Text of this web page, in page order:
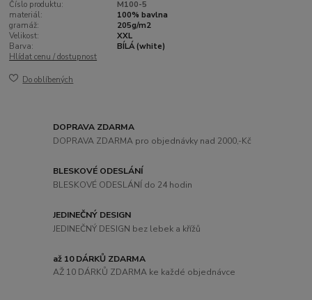
Číslo produktu:
M100-5
materiál:
100% bavlna
gramáž:
205g/m2
Velikost:
XXL
Barva:
BÍLÁ (white)
Hlídat cenu / dostupnost
Do oblíbených
DOPRAVA ZDARMA
DOPRAVA ZDARMA pro objednávky nad 2000,-Kč
BLESKOVÉ ODESLÁNÍ
BLESKOVÉ ODESLÁNÍ do 24 hodin
JEDINEČNÝ DESIGN
JEDINEČNÝ DESIGN bez lebek a křížů
až 10 DÁRKŮ ZDARMA
AŽ 10 DÁRKŮ ZDARMA ke každé objednávce